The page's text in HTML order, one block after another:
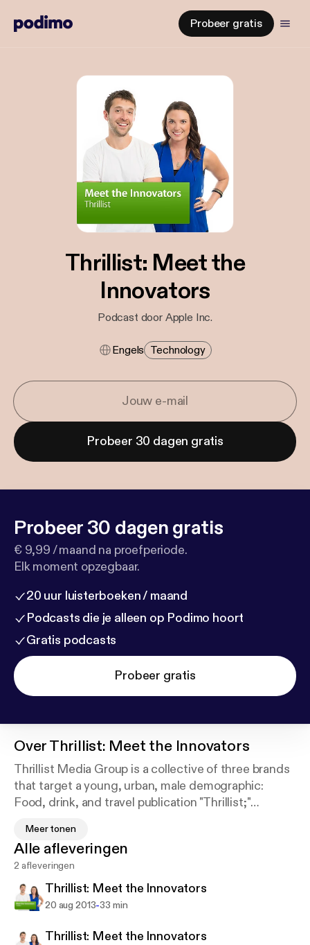
Probeer gratis
Thrillist: Meet the
Innovators
Podcast door Apple Inc.
Engels Technology
Probeer 30 dagen gratis
Probeer 30 dagen gratis
€ 9,99 / maand na proefperiode.
Elk moment opzegbaar.
20 uur luisterboeken / maand
Podcasts die je alleen op Podimo hoort
Gratis podcasts
Probeer gratis
OverThrillist: Meet the Innovators
Thrillist Media Group is a collective of three brands
that target a young, urban, male demographic:
Food, drink, and travel publication "Thrillist;"
fashion, music, and culture publication "The Crosby
Press." Join Ben Lerer, cofounder and CEO, and
Annie Trombatore, Director of Product
Development, as they discuss their journey to
becoming a top online brand.
Meer tonen
Alle afleveringen
2 afleveringen
Thrillist: Meet the Innovators
20 aug 2013-33 min
Thrillist: Meet the Innovators